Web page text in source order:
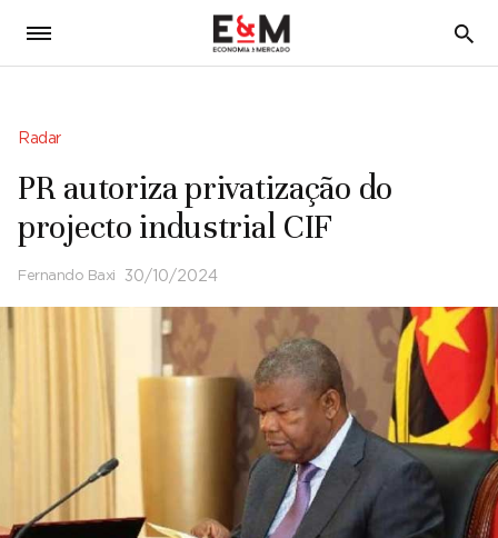
5
Radar
PR autoriza privatização do
projecto industrial CIF
Fernando Baxi 30/10/2024